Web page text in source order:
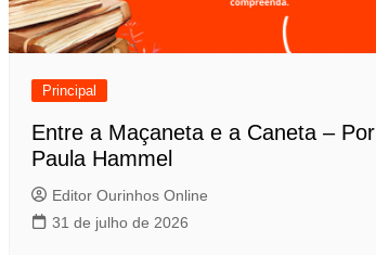
Principal
Entre a Maçaneta e a Caneta – Por
Paula Hammel
Editor Ourinhos Online
31 de julho de 2026